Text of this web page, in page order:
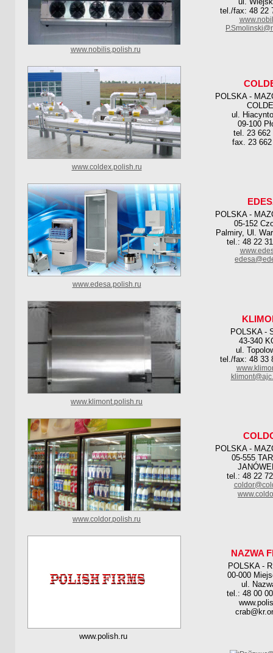
tel./fax: 48 22
www.nobilis.polish.ru
POLSKA -
ul.
09-100
tel. 23 662
fax. 23
www.coldex.polish.ru
POLSKA -
05-152
Palmiry, Ul.
tel.: 48 22
www.edesa.polish.ru
POLSKA -
43-340
ul.
tel./fax: 48 33
www.klimont.polish.ru
POLSKA -
05-555
tel.: 48 22
www.coldor.polish.ru
NAZWA
POLSKA -
00-000
ul.
tel.: 48 00
www.polish.ru